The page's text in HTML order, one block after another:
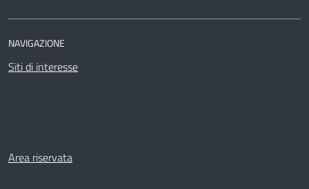
NAVIGAZIONE
Siti di interesse
Area riservata